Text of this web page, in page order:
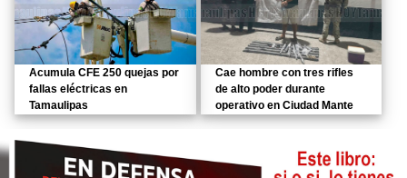
Acumula CFE 250 quejas por
fallas eléctricas en
Tamaulipas
Cae hombre con tres rifles
de alto poder durante
operativo en Ciudad Mante